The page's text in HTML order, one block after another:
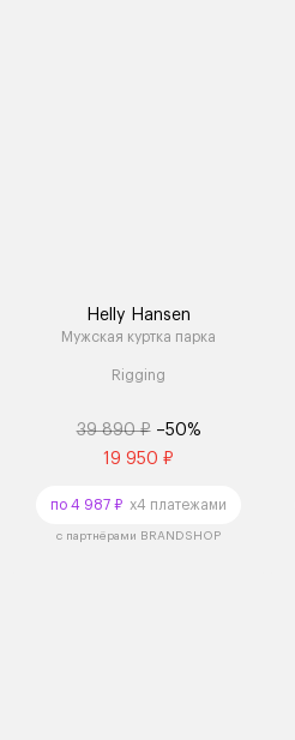
Helly Hansen
Мужская куртка парка
Rigging
39 890 ₽ –50%
19 950 ₽
по 4 987 ₽ x4 платежами
с партнёрами BRANDSHOP